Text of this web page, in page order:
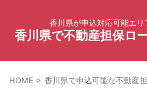
香川県が申込対応可能エ
香川県で不動産担保ロ
HOME > 香川県で申込可能な不動産